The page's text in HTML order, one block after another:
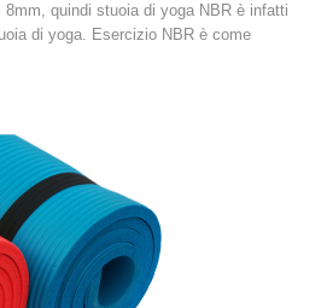
quindi stuoia di yoga NBR è infatti
di yoga. Esercizio NBR è come